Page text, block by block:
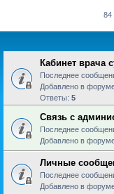
84
Кабинет врача
Последнее
Добавлено в
Ответы: 5
Связь с
Последнее
Добавлено в
Личные
Последнее
Добавлено в